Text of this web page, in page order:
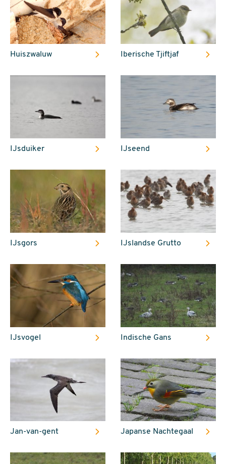
Huiszwaluw Iberische Tjiftjaf
IJsduiker IJseend
IJsgors IJslandse Grutto
IJsvogel Indische Gans
Jan-van-gent Japanse Nachtegaal